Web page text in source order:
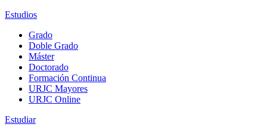
Estudios
Grado
Doble Grado
Máster
Doctorado
Formación Continua
URJC Mayores
URJC Online
Estudiar